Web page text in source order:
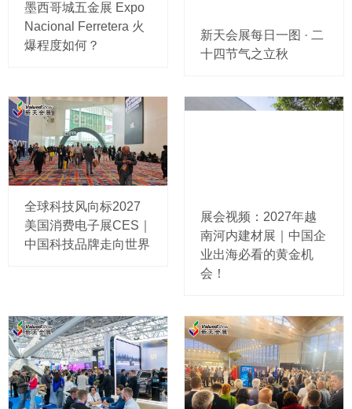
墨西哥城五金展 Expo
Nacional Ferretera 火
爆程度如何？
新天会展每日一图 · 二
十四节气之立秋
全球科技风向标2027
美国消费电子展CES｜
中国科技品牌走向世界
展会视频：2027年越
南河内建材展｜中国企
业出海必看的黄金机
会！